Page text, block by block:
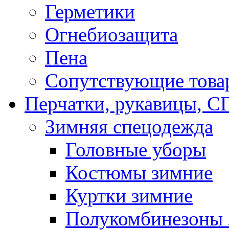
Герметики
Огнебиозащита
Пена
Сопутствующие
Перчатки,
Зимняя спецодежда
Головные уборы
Костюмы зимние
Куртки зимние
Полукомбинезоны